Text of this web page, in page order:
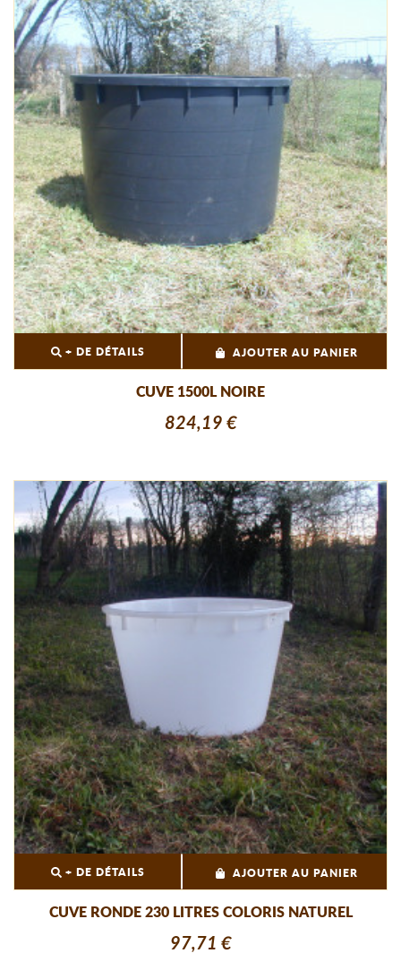
+ DE DÉTAILS AJOUTER AU PANIER
CUVE 1500L NOIRE
824,19 €
+ DE DÉTAILS AJOUTER AU PANIER
CUVE RONDE 230 LITRES COLORIS NATUREL
97,71 €